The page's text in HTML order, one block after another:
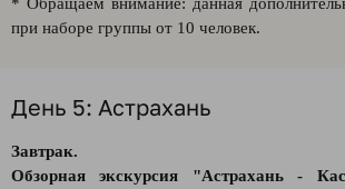
при наборе группы от 10 человек.
День 5: Астрахань
Завтрак.
Обзорная экскурсия "Астрахань -